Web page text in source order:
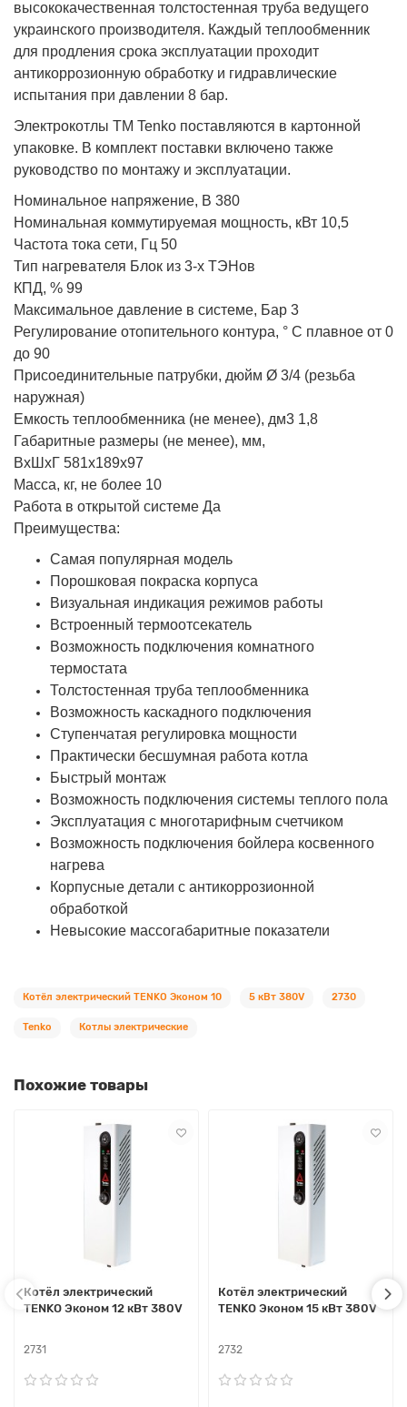
высококачественная толстостенная труба ведущего
украинского производителя. Каждый теплообменник
для продления срока эксплуатации проходит
антикоррозионную обработку и гидравлические
испытания при давлении 8 бар.
Электрокотлы ТМ Tenko поставляются в картонной
упаковке. В комплект поставки включено также
руководство по монтажу и эксплуатации.
Номинальное напряжение, В 380
Номинальная коммутируемая мощность, кВт 10,5
Частота тока сети, Гц 50
Тип нагревателя Блок из 3-х ТЭНов
КПД, % 99
Максимальное давление в системе, Бар 3
Регулирование отопительного контура, ° С плавное от 0
до 90
Присоединительные патрубки, дюйм Ø 3/4 (резьба
наружная)
Емкость теплообменника (не менее), дм3 1,8
Габаритные размеры (не менее), мм,
ВхШхГ 581х189х97
Масса, кг, не более 10
Работа в открытой системе Да
Преимущества:
Самая популярная модель
Порошковая покраска корпуса
Визуальная индикация режимов работы
Встроенный термоотсекатель
Возможность подключения комнатного
термостата
Толстостенная труба теплообменника
Возможность каскадного подключения
Ступенчатая регулировка мощности
Практически бесшумная работа котла
Быстрый монтаж
Возможность подключения системы теплого пола
Эксплуатация с многотарифным счетчиком
Возможность подключения бойлера косвенного
нагрева
Корпусные детали с антикоррозионной
обработкой
Невысокие массогабаритные показатели
Котёл электрический TENKO Эконом 10 5 кВт 380V 2730
Tenko Котлы электрические
Похожие товары
Котёл электрический
TENKO Эконом 12 кВт 380V
2731
Котёл электрический
TENKO Эконом 15 кВт 380V
2732